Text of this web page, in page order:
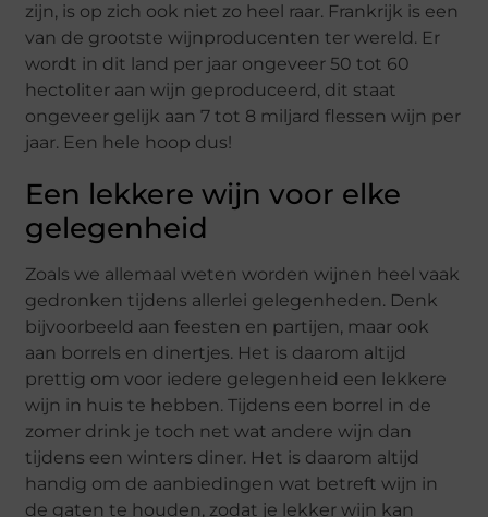
zijn, is op zich ook niet zo heel raar. Frankrijk is een
van de grootste wijnproducenten ter wereld. Er
wordt in dit land per jaar ongeveer 50 tot 60
hectoliter aan wijn geproduceerd, dit staat
ongeveer gelijk aan 7 tot 8 miljard flessen wijn per
jaar. Een hele hoop dus!
Een lekkere wijn voor elke
gelegenheid
Zoals we allemaal weten worden wijnen heel vaak
gedronken tijdens allerlei gelegenheden. Denk
bijvoorbeeld aan feesten en partijen, maar ook
aan borrels en dinertjes. Het is daarom altijd
prettig om voor iedere gelegenheid een lekkere
wijn in huis te hebben. Tijdens een borrel in de
zomer drink je toch net wat andere wijn dan
tijdens een winters diner. Het is daarom altijd
handig om de aanbiedingen wat betreft wijn in
de gaten te houden, zodat je lekker wijn kan